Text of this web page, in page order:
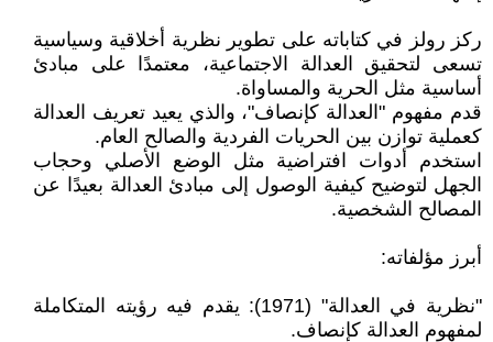
ركز رولز في كتاباته على تطوير نظرية أخلاقية وسياسية
تسعى لتحقيق العدالة الاجتماعية، معتمدًا على مبادئ
أساسية مثل الحرية والمساواة.
قدم مفهوم "العدالة كإنصاف"، والذي يعيد تعريف العدالة
كعملية توازن بين الحريات الفردية والصالح العام.
استخدم أدوات افتراضية مثل الوضع الأصلي وحجاب
الجهل لتوضيح كيفية الوصول إلى مبادئ العدالة بعيدًا عن
المصالح الشخصية.
أبرز مؤلفاته:
"نظرية في العدالة" (1971): يقدم فيه رؤيته المتكاملة
لمفهوم العدالة كإنصاف.